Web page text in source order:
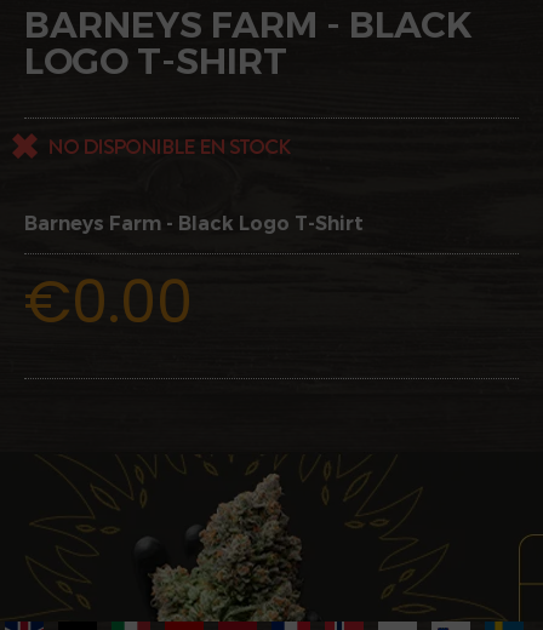
BARNEYS FARM - BLACK
LOGO T-SHIRT
Barneys Farm - Black Logo T-Shirt
€0.00